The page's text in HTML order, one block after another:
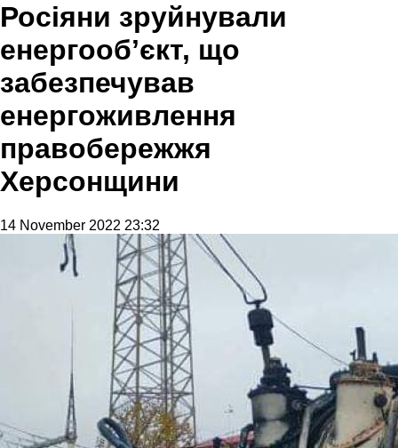
Росіяни зруйнували
енергообʼєкт, що
забезпечував
енергоживлення
правобережжя
Херсонщини
14 November 2022 23:32